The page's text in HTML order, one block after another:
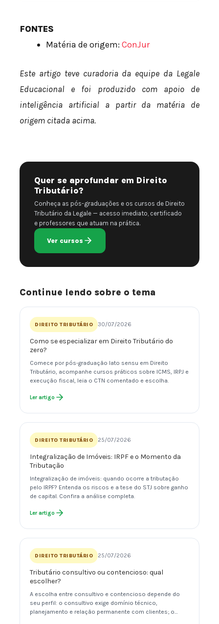
FONTES
Matéria de origem: ConJur
Este artigo teve curadoria da equipe da Legale
Educacional e foi produzido com apoio de
inteligência artificial a partir da matéria de
origem citada acima.
Quer se aprofundar em Direito
Tributário?
Conheça as pós-graduações e os cursos de Direito
Tributário da Legale — acesso imediato, certificado
e professores que atuam na prática.
Ver cursos
Continue lendo sobre o tema
DIREITO TRIBUTÁRIO 30/07/2026
Como se especializar em Direito Tributário do
zero?
Comece por pós-graduação lato sensu em Direito
Tributário, acompanhe cursos práticos sobre ICMS, IRPJ e
execução fiscal, leia o CTN comentado e escolha.
Ler artigo
DIREITO TRIBUTÁRIO 25/07/2026
Integralização de Imóveis: IRPF e o Momento da
Tributação
Integralização de imóveis: quando ocorre a tributação
pelo IRPF? Entenda os riscos e a tese do STJ sobre ganho
de capital. Confira a análise completa.
Ler artigo
DIREITO TRIBUTÁRIO 25/07/2026
Tributário consultivo ou contencioso: qual
escolher?
A escolha entre consultivo e contencioso depende do
seu perfil: o consultivo exige domínio técnico,
planejamento e relação permanente com clientes; o…